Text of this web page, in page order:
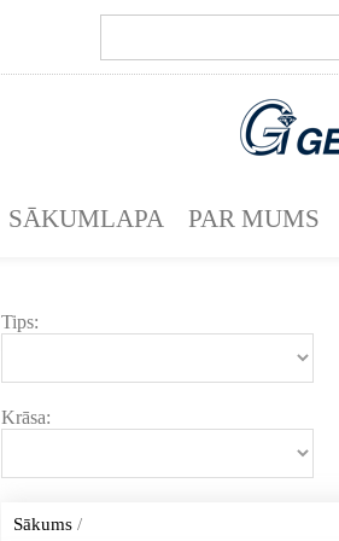
SĀKUMLAPA PAR MUMS
Tips:
Krāsa:
Sākums/